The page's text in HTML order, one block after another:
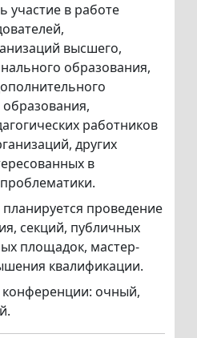
участие в работе
высшего,
образования,
работников
других
в
проведение
секций, публичных
площадок, мастер-
квалификации.
очный,